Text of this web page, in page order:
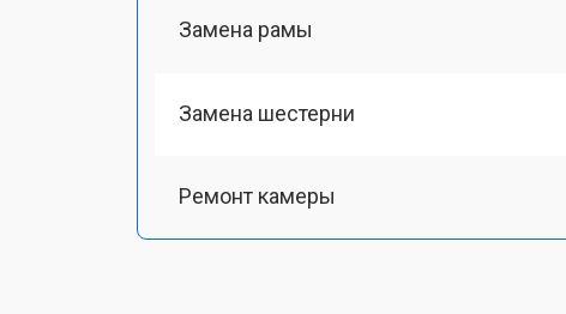
Замена рамы
Замена шестерни
Ремонт камеры